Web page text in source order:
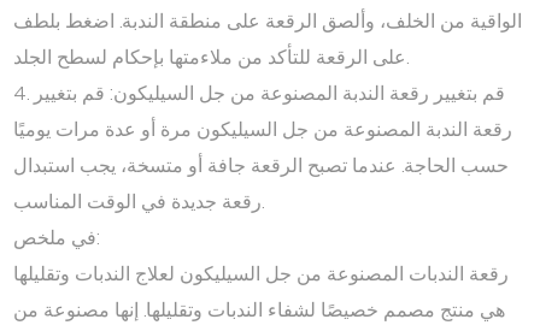
الواقية من الخلف، وألصق الرقعة على منطقة الندبة. اضغط بلطف
على الرقعة للتأكد من ملاءمتها بإحكام لسطح الجلد.
4. قم بتغيير رقعة الندبة المصنوعة من جل السيليكون: قم بتغيير
رقعة الندبة المصنوعة من جل السيليكون مرة أو عدة مرات يوميًا
حسب الحاجة. عندما تصبح الرقعة جافة أو متسخة، يجب استبدال
رقعة جديدة في الوقت المناسب.
في ملخص:
رقعة الندبات المصنوعة من جل السيليكون لعلاج الندبات وتقليلها
هي منتج مصمم خصيصًا لشفاء الندبات وتقليلها. إنها مصنوعة من